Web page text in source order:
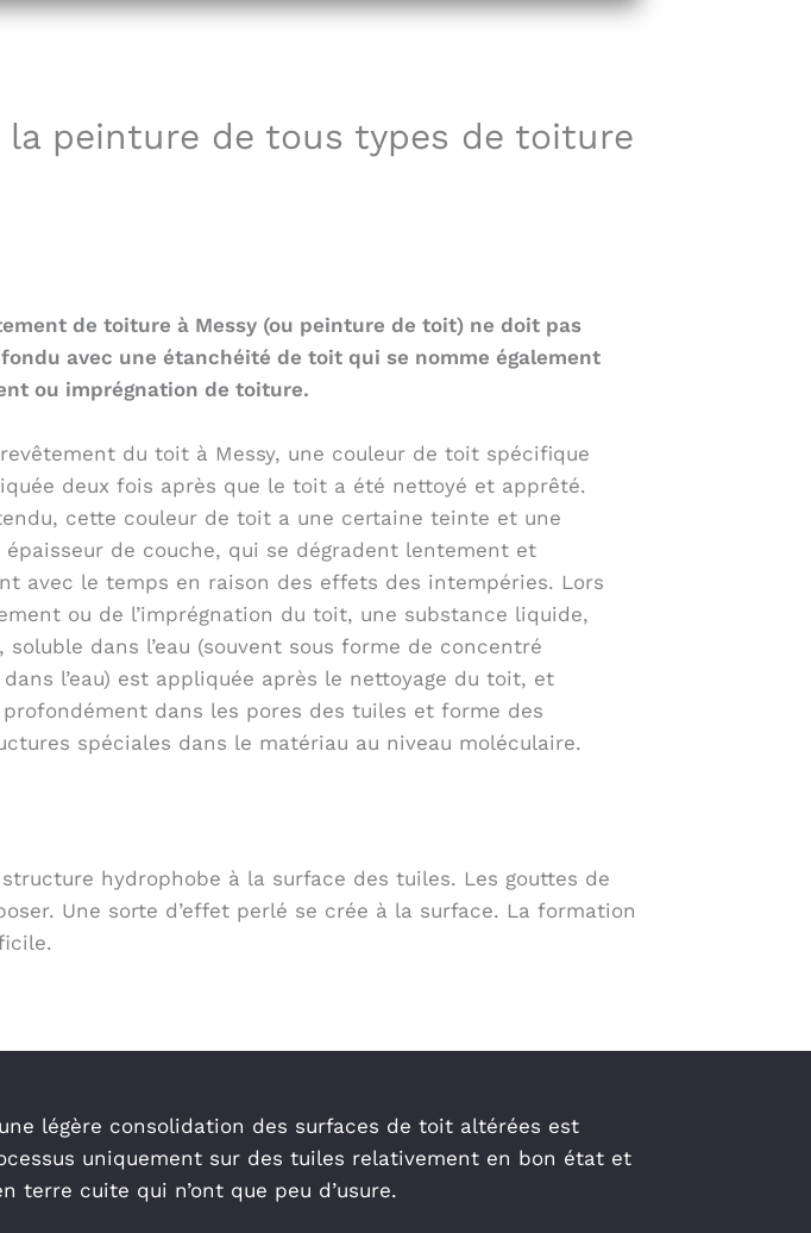
la peinture de tous types de toiture
de toiture à Messy (ou peinture de toit) ne doit pas
avec une étanchéité de toit qui se nomme également
ou imprégnation de toiture.
du toit à Messy, une couleur de toit spécifique
deux fois après que le toit a été nettoyé et apprêté.
cette couleur de toit a une certaine teinte et une
épaisseur de couche, qui se dégradent lentement et
avec le temps en raison des effets des intempéries. Lors
ou de l’imprégnation du toit, une substance liquide,
soluble dans l’eau (souvent sous forme de concentré
l’eau) est appliquée après le nettoyage du toit, et
dans les pores des tuiles et forme des
spéciales dans le matériau au niveau moléculaire.
hydrophobe à la surface des tuiles. Les gouttes de
Une sorte d’effet perlé se crée à la surface. La formation
légère consolidation des surfaces de toit altérées est
uniquement sur des tuiles relativement en bon état et
cuite qui n’ont que peu d’usure.